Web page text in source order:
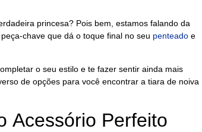
princesa? Pois bem, estamos falando da
peça-chave que dá o toque final no seu penteado e
o seu estilo e te fazer sentir ainda mais
de opções para você encontrar a tiara de noiva
Acessório Perfeito